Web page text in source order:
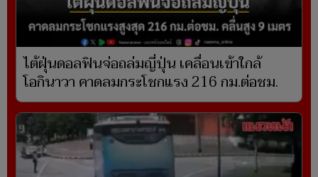
ไต้ฝุ่นดอลฟินจ่อถล่มญี่ปุ่น เคลื่อนเข้าใกล้
โอกินาวา คาดลมกระโชกแรง 216 กม.ต่อชม.